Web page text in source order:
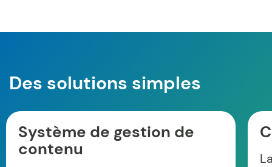
Des solutions simples
Système de gestion de
contenu